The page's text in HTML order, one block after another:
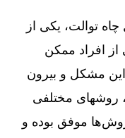
چاه توالت، یکی از
افراد ممکن
مشکل و بیرون
روشهای مختلفی
روش‌ها موفق بوده و